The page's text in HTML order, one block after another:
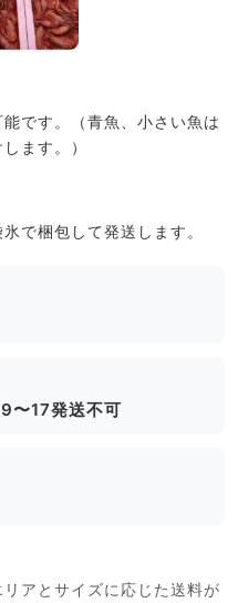
です。（青魚、小さい魚は
ます。）
で梱包して発送します。
〜17発送不可
アとサイズに応じた送料が